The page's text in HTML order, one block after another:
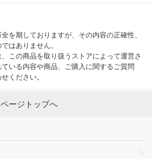
を期しておりますが、その内容の正確性、
はありません。
この商品を取り扱うストアによって運営さ
いる内容や商品、ご購入に関するご質問
ください。
ページトップへ